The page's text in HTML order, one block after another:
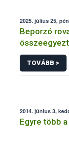
2025. július 25,
Beporzó
TOVÁBB >
2014. június 3,
Egyre több